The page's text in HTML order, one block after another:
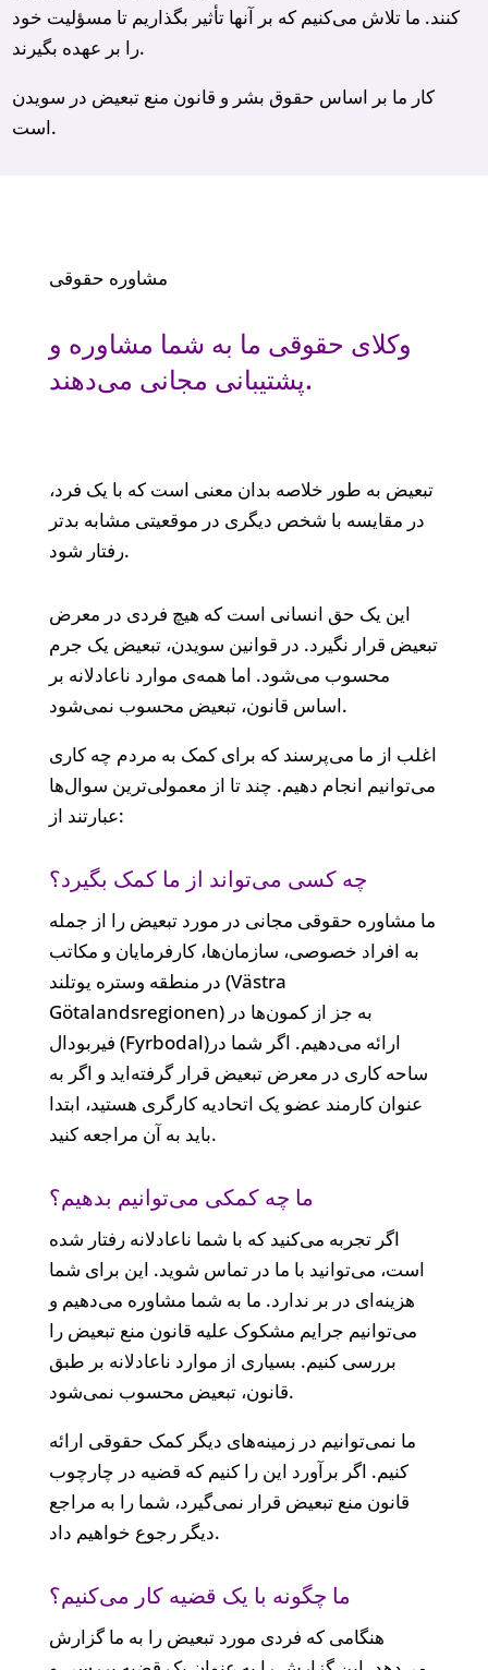
کنند. ما تلاش می‌‌کنیم که بر آنها تأثیر بگذاریم تا مسؤلیت خود
را بر عهده بگیرند.
کار ما بر اساس حقوق بشر و قانون منع تبعیض در سویدن
است.
مشاوره حقوقی
وکلای حقوقی ما به شما مشاوره و
پشتیبانی مجانی می‌‌دهند.
تبعیض به طور خلاصه بدان معنی است که با یک فرد،
در مقایسه با شخص دیگری در موقعیتی مشابه بدتر
رفتار شود.
این یک حق انسانی است که هیچ فردی در معرض
تبعیض قرار نگیرد. در قوانین سویدن، تبعیض یک جرم
محسوب می‌‌شود. اما همه‌‌ی موارد ناعادلانه بر
اساس قانون، تبعیض محسوب نمی‌‌شود.
اغلب از ما می‌‌پرسند که برای کمک به مردم چه کاری
می‌‌توانیم انجام دهیم. چند تا از معمولی‌‌ترین سوال‌‌ها
عبارتند از:
چه کسی می‌‌تواند از ما کمک بگیرد؟
ما مشاوره حقوقی مجانی در مورد تبعیض را از جمله
به افراد خصوصی، سازمان‌‌ها، کارفرمایان و مکاتب
در منطقه وستره یوتلند (Västra
Götalandsregionen) به جز از کمون‌‌ها در
فیربودال (Fyrbodal)ارائه می‌‌دهیم. اگر شما در
ساحه کاری در معرض تبعیض قرار گرفته‌‌اید و اگر به
عنوان کارمند عضو یک اتحادیه کارگری هستید، ابتدا
باید به آن مراجعه کنید.
ما چه کمکی می‌‌توانیم بدهیم؟
اگر تجربه می‌‌کنید که با شما ناعادلانه رفتار شده
است، می‌‌توانید با ما در تماس شوید. این برای شما
هزینه‌‌ای در بر ندارد. ما به شما مشاوره می‌‌دهیم و
می‌‌توانیم جرایم مشکوک علیه قانون منع تبعیض را
بررسی کنیم. بسیاری از موارد ناعادلانه بر طبق
قانون، تبعیض محسوب نمی‌‌شود.
ما نمی‌‌توانیم در زمینه‌‌های دیگر کمک حقوقی ارائه
کنیم. اگر برآورد این را کنیم که قضیه در چارچوب
قانون منع تبعیض قرار نمی‌‌گیرد، شما را به مراجع
دیگر رجوع خواهیم داد.
ما چگونه با یک قضیه کار می‌‌کنیم؟
هنگامی که فردی مورد تبعیض را به ما گزارش